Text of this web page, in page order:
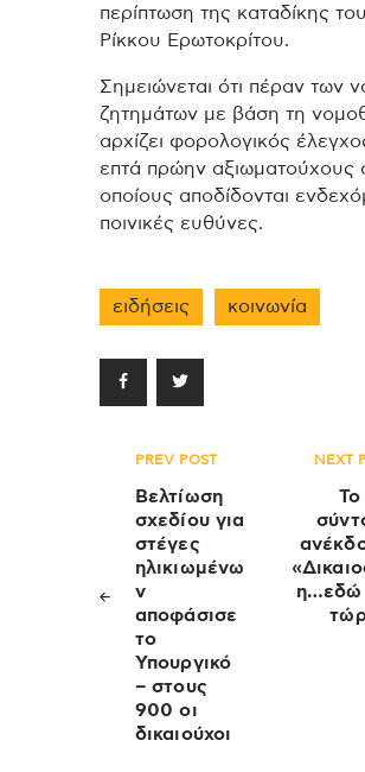
περίπτωση της καταδίκης του
Ρίκκου Ερωτοκρίτου.
Σημειώνεται ότι πέραν των
ζητημάτων με βάση τη
αρχίζει φορολογικός
επτά πρώην αξιωματούχους
οποίους αποδίδονται
ποινικές ευθύνες.
ειδήσεις κοινωνία
Πλοήγηση
άρθρων
PREV POST
Βελτίωση
σχεδίου για
στέγες
ηλικιωμένω
ν
αποφάσισε
το
Υπουργικό
– στους
900 οι
δικαιούχοι
NEXT
Το
η…εδώ